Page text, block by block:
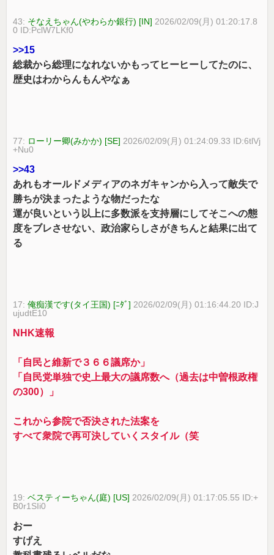
43: そなえちゃん(やわらか銀行) [IN] 2026/02/09(月) 01:20:17.8
0 ID:PclW7LKf0
>>15
総裁から総理になれないかもってヒーヒーしてたのに、
歴史はわからんもんやなぁ
77: ローリー卿(みかか) [SE] 2026/02/09(月) 01:24:09.33 ID:6tlVj
+Nu0
>>43
あれもオールドメディアのネガキャンから入って敵失で
勝ちが決まったような物だったな
運が良いという以上に多数派を支持層にしてそこへの態
度をブレさせない、政治家らしさがきちんと結果に出て
る
17:俺痴漢です(タイ王国) [ﾆﾀﾞ] 2026/02/09(月) 01:16:44.20 ID:J
ujudtE10
NHK速報
「自民と維新で３６６議席か」
「自民党単独で史上最大の議席数へ（過去は中曽根政権
の300）」
これから参院で否決された法案を
すべて衆院で再可決していくスタイル（笑
19:ベスティーちゃん(庭) [US] 2026/02/09(月) 01:17:05.55 ID:+
B0r1SIi0
おー
すげえ